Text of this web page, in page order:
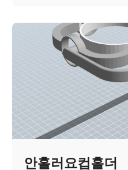
안흘러요컵홀더